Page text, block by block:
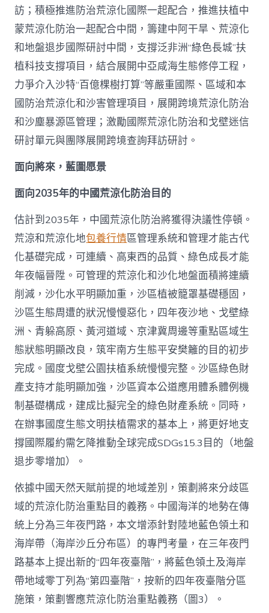
訪；積極推進防治荒涼化國際一起配合，推進扶植中
蒙荒涼化防治一起配合中間，籌建中阿干旱、荒涼化
和地盤退步國際研討中間，支撐泛非洲“綠色長城”扶
植科技支撐項目，結合展開中亞咸海生態修停工程，
力爭介入沙特“百億棵樹打算”等嚴重國際、區域和本
國防治荒涼化和沙害管理項目，展開跨境荒涼化防治
和沙塵暴源區管理；激勵國際荒涼化防治和戈壁迷信
研討單元與團隊展開跨境查詢拜訪研討。
面向將來，藍圖愿景
面向2035年的中國荒涼化防治目的
估計到2035年，中國荒涼化防治將獲得決議性停頓。
荒涼和荒涼化地包養行情區管理系統和管理才能古代
化基礎完成，可連續、高東西的品質、綠色成長才能
年夜幅晉陞。可管理的荒涼化和沙化地盤面積將連續
削減，沙化水平明顯加重，沙區植被籠罩基礎穩固，
沙區生態周遭的狀況慢慢惡化，四年夜沙地、戈壁綠
洲、青躲高原、黃河道域、京津冀周邊等重點區域生
態狀態明顯改良，筑牢南方生態平安樊籬的目的初步
完成。國度戈壁公園扶植系統慢慢完整。沙區綠色財
產支持才能明顯加強，沙區資本公道應用體系體例機
制基礎構成，建成比擬完全的綠色財產系統。同時，
在辦事國度生態文明扶植需求的基本上，將更好地支
撐國際履約需乞降推動全球完成SDGs15.3目的（地盤
退步零增加）。
依據中國天然天賦前提的地域差別，策劃將來分歧區
域的荒涼化防治重點目的義務。中國海洋的地勢在傳
統上分為三年夜門路，本文增添針對陸地藍色領土和
海岸帶（海岸沙丘分布區）的專門考量，在三年夜門
路基本上提出新的“四年夜臺階”，將藍色領土及海岸
帶地域零丁列為“第四臺階”，按新的四年夜臺階分區
施策，策劃響應荒涼化防治重點義務（圖3）。